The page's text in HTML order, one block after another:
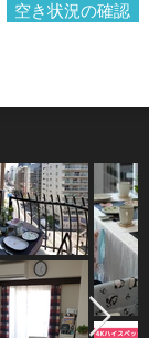
空き状況の確認